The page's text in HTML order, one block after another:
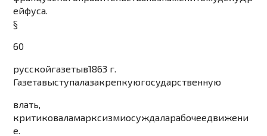
ейфуса.
§
60
русскойгазетыв1863 г.
Газетавыступалазакрепкуюгосударственную
влать,
критиковаламарксизмиосуждаларабочеедвижени
е.